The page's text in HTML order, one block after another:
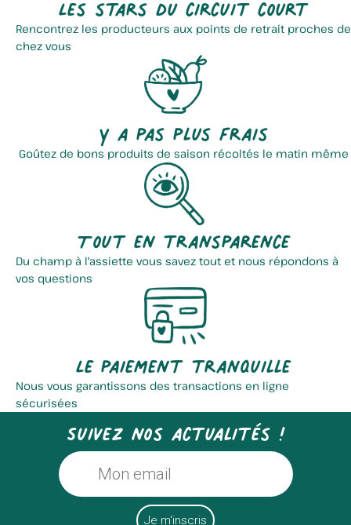
Rencontrez les producteurs aux points de retrait proches de
chez vous
Y a pas plus frais
Goûtez de bons produits de saison récoltés le matin même
Tout en transparence
Du champ à l'assiette vous savez tout et nous répondons à
vos questions
Le paiement tranquille
Nous vous garantissons des transactions en ligne
sécurisées
Suivez nos actualités !